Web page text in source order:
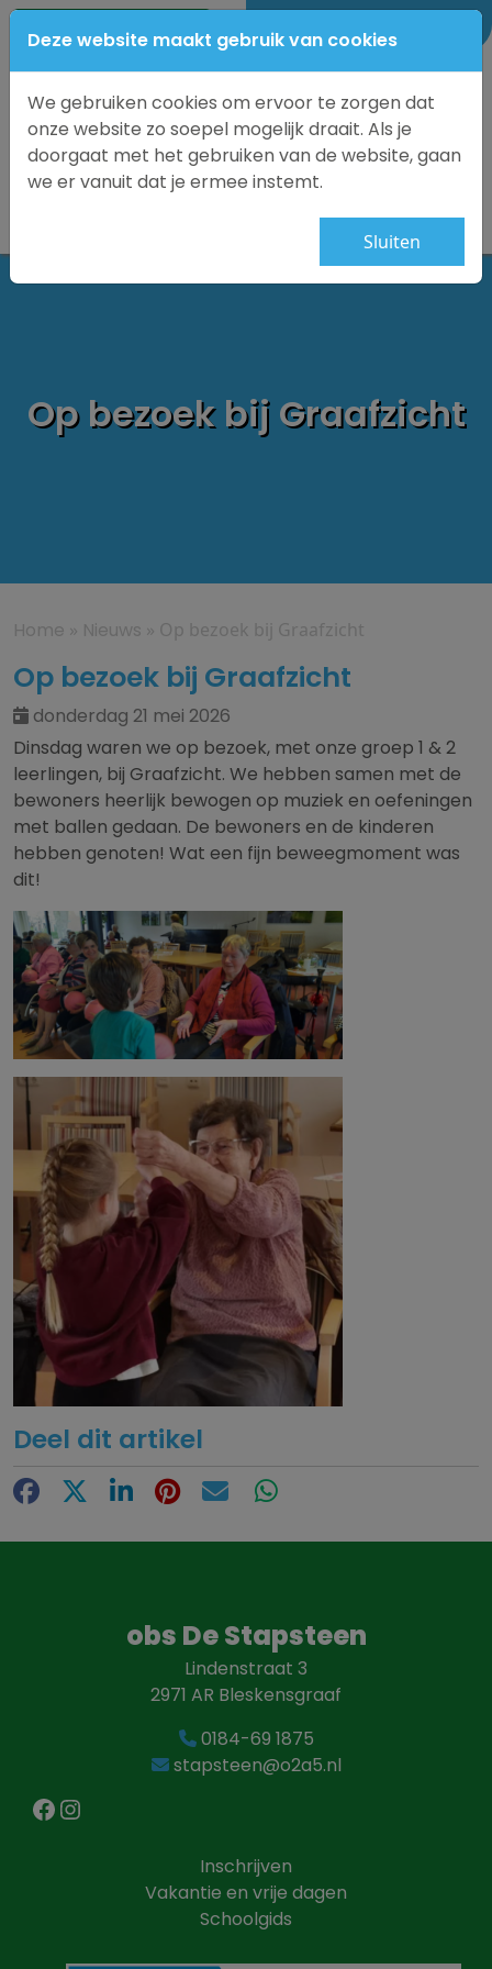
0184-69 1875
Op bezoek bij Graafzicht
Home » Nieuws » Op bezoek bij Graafzicht
Op bezoek bij Graafzicht
donderdag 21 mei 2026
Dinsdag waren we op bezoek, met onze groep 1 & 2
leerlingen, bij Graafzicht. We hebben samen met de
bewoners heerlijk bewogen op muziek en oefeningen
met ballen gedaan. De bewoners en de kinderen
hebben genoten! Wat een fijn beweegmoment was
dit!
Deel dit artikel
Facebook LinkedInPinterestE-mailWhatsApp
obs De Stapsteen
Lindenstraat 3
2971 AR Bleskensgraaf
0184-69 1875
stapsteen@o2a5.nl
Facebook Instagram
Inschrijven
Vakantie en vrije dagen
Schoolgids
Deze website maakt gebruik van cookies
We gebruiken cookies om ervoor te zorgen dat
onze website zo soepel mogelijk draait. Als je
doorgaat met het gebruiken van de website, gaan
we er vanuit dat je ermee instemt.
Sluiten